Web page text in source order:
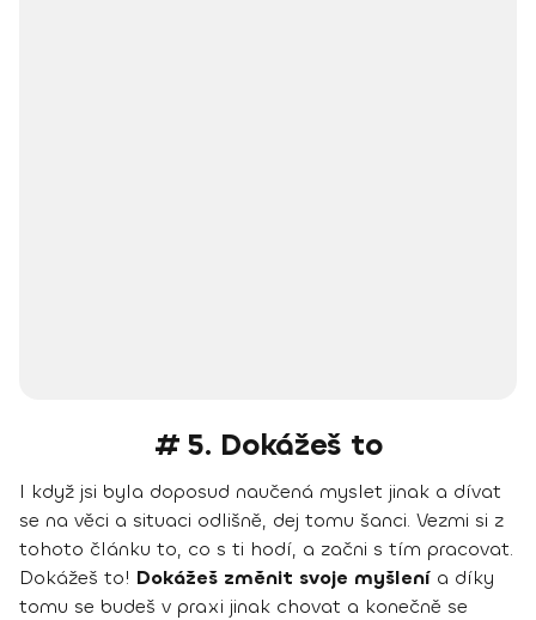
# 5. Dokážeš to
I když jsi byla doposud naučená myslet jinak a dívat
se na věci a situaci odlišně, dej tomu šanci. Vezmi si z
tohoto článku to, co s ti hodí, a začni s tím pracovat.
Dokážeš to! Dokážeš změnit svoje myšlení a díky
tomu se budeš v praxi jinak chovat a konečně se